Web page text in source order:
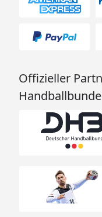
Offizieller